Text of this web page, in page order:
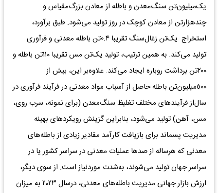
یک‌میلیون‌‌تن سنگ‌معدن‌ و باطله‌ از معادن‌ بزرگ‌مقیاس‌ و
چند‌هزار‌تن از معادن‌ کوچک‌ در روز تولید می‌شود. طبق‌ برآورد،
استخراج‌ ‌یک‌تن زغال‌سنگ‌ تقریبا ۰.۴تن باطله‌ معدنی‌ و فرآوری
تولید می‌کند. به‌ همین‌ ترتیب‌، تولید یک‌‌تن مس‌ تقریبا ١١٠‌تن باطله‌ و
٢٠٠‌تن برداشت‌ روباره‌ ایجاد می‌کند. علاوه‌بر این‌، بیش‌ از
٥٠٠‌میلیون‌‌تن باطله‌ حاصل‌ از آسیاب‌ مواد معدنی‌ در فرآیند فرآوری در
سال‌از فرآیندهای‌ مختلف‌ تغلیظ‌ سنگ‌معدن‌ (برای‌ نمونه‌، سرب‌ روی‌،
مس‌، آهن‌) تولید می‌شود، بنابراین گزینش‌ رویکردهای‌ بهینه‌
مدیریت‌ پسماند برای‌ بازیافت‌ کارآمد مقادیر زیادی‌ از باطله‌های‌
معدنی‌ که‌ هر‌ساله از صدها عملیات‌ معدنی‌ در سراسر کشور یا در
سراسر جهان‌‌ تولید می‌شوند، به‌شدت‌ مورد‌نیاز است‌. از سوی‌ دیگر،
ارزش‌ بازار جهانی‌ مدیریت‌ باطله‌های‌ معدنی‌، درسال‌ ٢٠٢٣ به‌ میزان‌